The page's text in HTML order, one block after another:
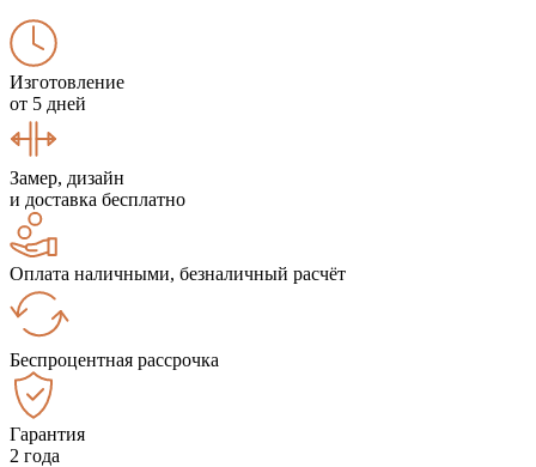
Изготовление
от 5 дней
Замер, дизайн
и доставка бесплатно
Оплата наличными, безналичный расчёт
Беспроцентная рассрочка
Гарантия
2 года